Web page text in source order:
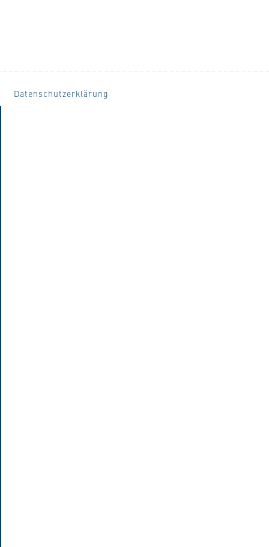
Datenschutzerklärung